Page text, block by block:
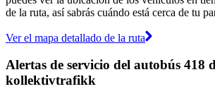
de la ruta, así sabrás cuándo está cerca de tu
Ver el mapa detallado de la ruta
Alertas de servicio del autobús 418
kollektivtrafikk